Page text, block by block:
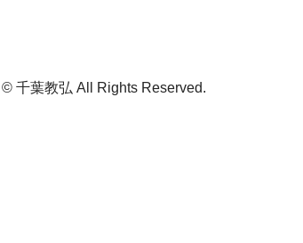
© 千葉教弘 All Rights Reserved.